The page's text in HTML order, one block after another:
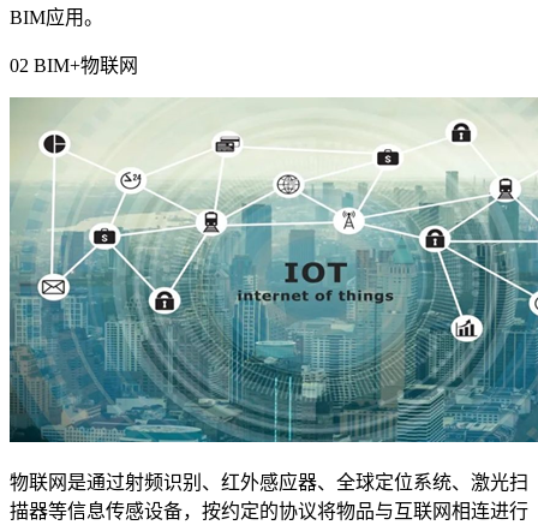
BIM应用。
02 BIM+物联网
物联网是通过射频识别、红外感应器、全球定位系统、激光扫
描器等信息传感设备，按约定的协议将物品与互联网相连进行